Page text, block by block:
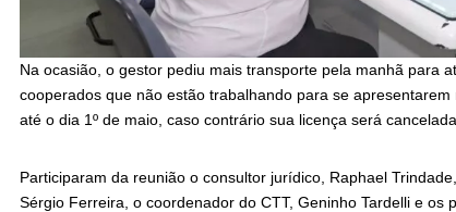
Na ocasião, o gestor pediu mais transporte pela manhã para
cooperados que não estão trabalhando para se
até o dia 1º de maio, caso contrário sua licença será cancelada.
Participaram da reunião o consultor jurídico, Raphael
Sérgio Ferreira, o coordenador do CTT, Geninho Tardelli e os